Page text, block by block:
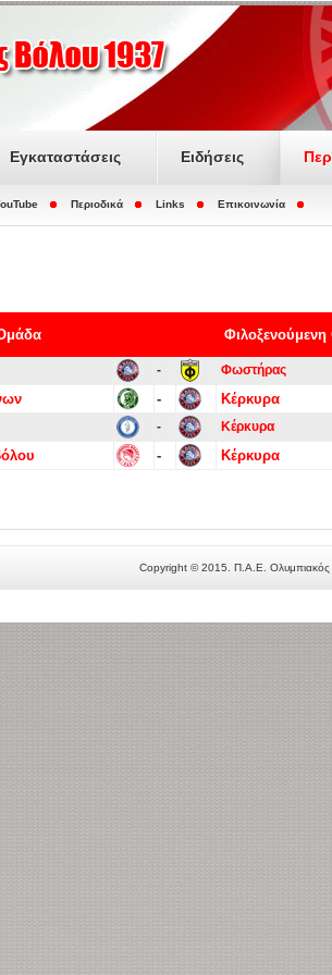
Εγκαταστάσεις Ειδήσεις
Περιοδικά Links Επικοινωνία
- Φωστήρας
- Κέρκυρα
- Κέρκυρα
- Κέρκυρα
Copyright © 2015. Π.Α.Ε.